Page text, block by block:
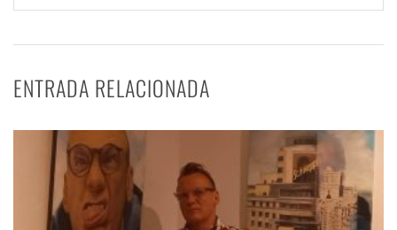
ENTRADA RELACIONADA